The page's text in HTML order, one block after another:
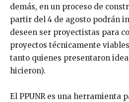
demás, en un proceso de
partir del 4 de agosto podrán
deseen ser proyectistas para
proyectos técnicamente
tanto quienes presentaron
hicieron).
El PPUNR es una herramienta